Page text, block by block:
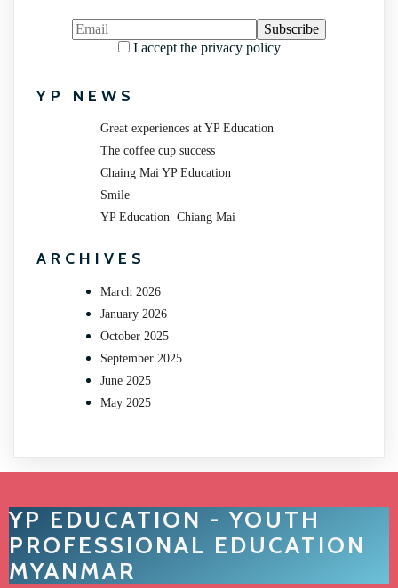
I accept the privacy policy
YP NEWS
Great experiences at YP Education
The coffee cup success
Chaing Mai YP Education
Smile
YP Education Chiang Mai
ARCHIVES
March 2026
January 2026
October 2025
September 2025
June 2025
May 2025
YP EDUCATION - YOUTH
PROFESSIONAL EDUCATION
MYANMAR